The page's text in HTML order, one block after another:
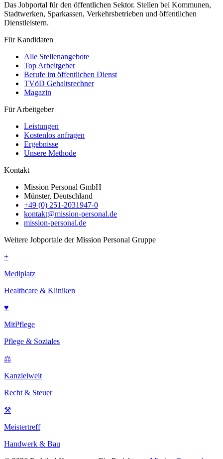
Das Jobportal für den öffentlichen Sektor. Stellen bei Kommunen,
Stadtwerken, Sparkassen, Verkehrsbetrieben und öffentlichen
Dienstleistern.
Für Kandidaten
Alle Stellenangebote
Top Arbeitgeber
Berufe im öffentlichen Dienst
TVöD Gehaltsrechner
Magazin
Für Arbeitgeber
Leistungen
Kostenlos anfragen
Ergebnisse
Unsere Methode
Kontakt
Mission Personal GmbH
Münster, Deutschland
+49 (0) 251-2031947-0
kontakt@mission-personal.de
mission-personal.de
Weitere Jobportale der Mission Personal Gruppe
+
Mediplatz
Healthcare & Kliniken
♥
MitPflege
Pflege & Soziales
⚖
Kanzleiwelt
Recht & Steuer
⚒
Meistertreff
Handwerk & Bau